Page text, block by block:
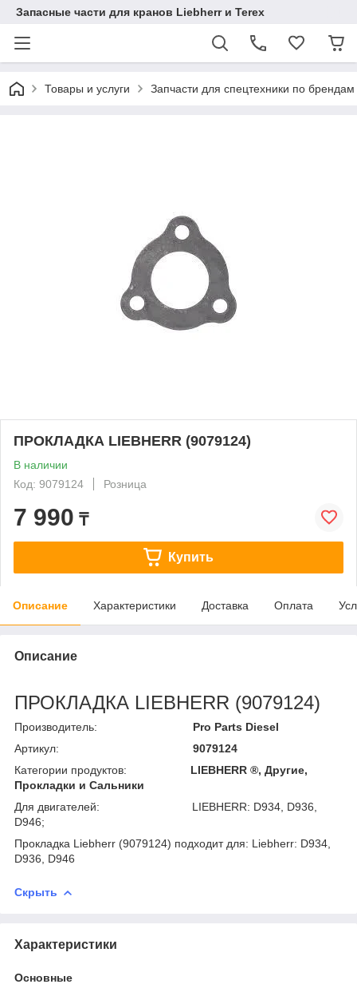
Запасные части для кранов Liebherr и Terex
Товары и услуги Запчасти для спецтехники по брендам
ПРОКЛАДКА LIEBHERR (9079124)
В наличии
Код: 9079124
Розница
7 990 ₸
Купить
Описание Характеристики Доставка Оплата
Описание
ПРОКЛАДКА LIEBHERR (9079124)
Производитель:
Pro Parts Diesel
Артикул:
9079124
Категории продуктов:
LIEBHERR ®, Другие,
Прокладки и Сальники
Для двигателей: LIEBHERR: D934, D936,
D946;
Прокладка Liebherr (9079124) подходит для: Liebherr: D934,
D936, D946
Скрыть
Характеристики
Основные